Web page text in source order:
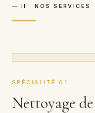
— II · NOS SERVICES
SPÉCIALITÉ 01
Nettoyage